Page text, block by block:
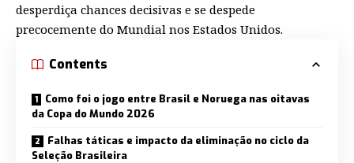
desperdiça chances decisivas e se despede
precocemente do Mundial nos Estados Unidos.
Contents
Como foi o jogo entre Brasil e Noruega nas oitavas
da Copa do Mundo 2026
Falhas táticas e impacto da eliminação no ciclo da
Seleção Brasileira